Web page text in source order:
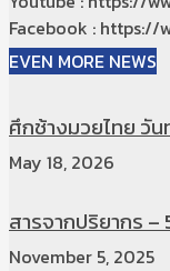
Facebook : https://
EVEN MORE NEWS
ศึกช้างมวยไทย วั
May 18, 2026
สารจากปริยากร –
November 5, 2025